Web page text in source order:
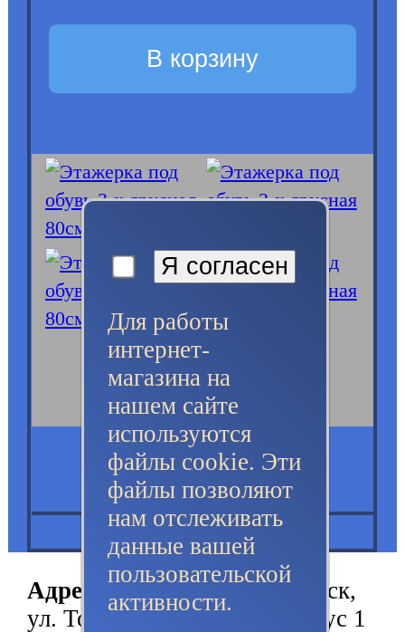
В корзину
Адрес:630052, г.Новосибирск,
ул. Толмачевская, 21А, корпус 1
Для работы
интернет-
магазина на
нашем сайте
используются
файлы cookie. Эти
файлы позволяют
нам отслеживать
данные вашей
пользовательской
активности.